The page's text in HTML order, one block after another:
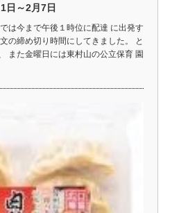
日～2月7日
は今まで午後１時位に配達 に出発す
の締め切り時間にしてきました。 と
また金曜日には東村山の公立保育 園